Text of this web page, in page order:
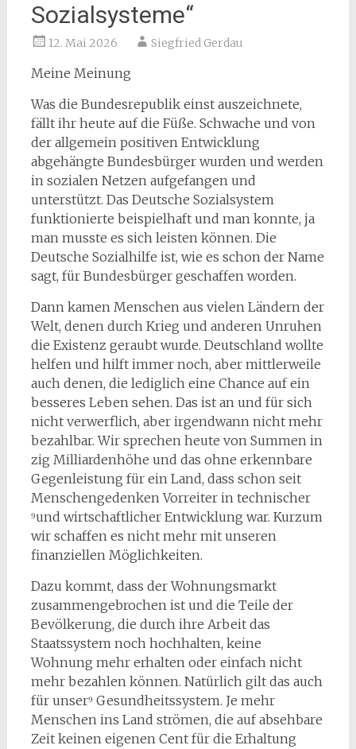
Sozialsysteme“
12. Mai 2026 Siegfried Gerdau
Meine Meinung
Was die Bundesrepublik einst auszeichnete,
fällt ihr heute auf die Füße. Schwache und von
der allgemein positiven Entwicklung
abgehängte Bundesbürger wurden und werden
in sozialen Netzen aufgefangen und
unterstützt. Das Deutsche Sozialsystem
funktionierte beispielhaft und man konnte, ja
man musste es sich leisten können. Die
Deutsche Sozialhilfe ist, wie es schon der Name
sagt, für Bundesbürger geschaffen worden.
Dann kamen Menschen aus vielen Ländern der
Welt, denen durch Krieg und anderen Unruhen
die Existenz geraubt wurde. Deutschland wollte
helfen und hilft immer noch, aber mittlerweile
auch denen, die lediglich eine Chance auf ein
besseres Leben sehen. Das ist an und für sich
nicht verwerflich, aber irgendwann nicht mehr
bezahlbar. Wir sprechen heute von Summen in
zig Milliardenhöhe und das ohne erkennbare
Gegenleistung für ein Land, dass schon seit
Menschengedenken Vorreiter in technischer
⁹und wirtschaftlicher Entwicklung war. Kurzum
wir schaffen es nicht mehr mit unseren
finanziellen Möglichkeiten.
Dazu kommt, dass der Wohnungsmarkt
zusammengebrochen ist und die Teile der
Bevölkerung, die durch ihre Arbeit das
Staatssystem noch hochhalten, keine
Wohnung mehr erhalten oder einfach nicht
mehr bezahlen können. Natürlich gilt das auch
für unser⁹ Gesundheitssystem. Je mehr
Menschen ins Land strömen, die auf absehbare
Zeit keinen eigenen Cent für die Erhaltung